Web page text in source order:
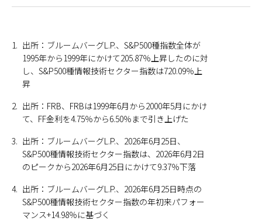
1. 出所：ブルームバーグL.P.、S&P500種指数全体が
1995年から1999年にかけて205.87％上昇したのに対
し、S&P500種情報技術セクター指数は720.09％上
昇
2. 出所：FRB、FRBは1999年6月から2000年5月にかけ
て、FF金利を4.75％から6.50％まで引き上げた
3. 出所：ブルームバーグL.P.、2026年6月25日、
S&P500種情報技術セクター指数は、2026年6月2日
のピークから2026年6月25日にかけて9.37％下落
4. 出所：ブルームバーグL.P.、2026年6月25日時点の
S&P500種情報技術セクター指数の年初来パフォー
マンス+14.98％に基づく